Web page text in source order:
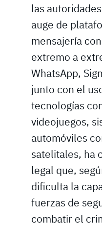
las
auge de
mensajería
extremo a
WhatsApp,
junto con el
tecnologías
videojuegos,
automóviles
satelitales, ha
legal que,
dificulta la
fuerzas de
combatir el